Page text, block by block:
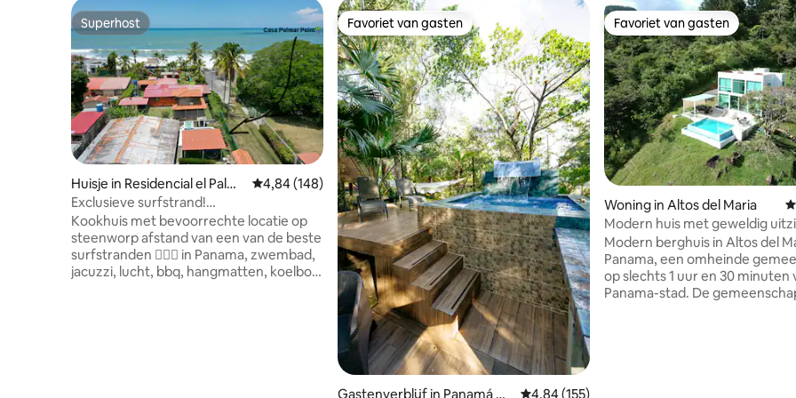
Superhost
Superhost
Huisje in Residencial el Palm
ar
Gemiddelde beoordeling van 4,84 uit 5, 148 recensies
4,84 (148)
Exclusieve surfstrand!
@CasaPalmarPoint
Kookhuis met bevoorrechte locatie op
steenworp afstand van een van de beste
surfstranden 🏄🏼‍♂️ in Panama, zwembad,
jacuzzi, lucht, bbq, hangmatten, koelbox!
Favoriet van gasten
Favoriet van gasten
Gastenverblijf in Panamá O
Gemiddelde beoordeling van 4,84 uit 5, 155
4,84 (155)
Favoriet van gasten
Favoriet van gasten
Woning in Altos del Maria
Modern huis met geweldig
verwarmd zwembad
Modern berghuis in Altos del
Panama, een omheinde
op slechts 1 uur en 30 minuten
Panama-stad. De gemeenschap heeft